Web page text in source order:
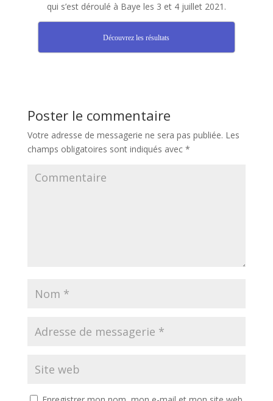
qui s’est déroulé à Baye les 3 et 4 juillet 2021.
Découvrez les résultats
Poster le commentaire
Votre adresse de messagerie ne sera pas publiée. Les
champs obligatoires sont indiqués avec *